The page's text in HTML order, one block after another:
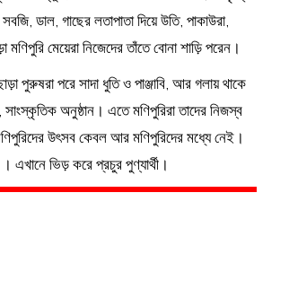
ডাল, গাছের লতাপাতা দিয়ে উতি, পাকাউরা,
মেয়েরা নিজেদের তাঁতে বোনা শাড়ি পরেন।
পুরুষরা পরে সাদা ধুতি ও পাঞ্জাবি, আর গলায় থাকে
অনুষ্ঠান। এতে মণিপুরিরা তাদের নিজস্ব
উৎসব কেবল আর মণিপুরিদের মধ্যে নেই।
এখানে ভিড় করে প্রচুর পুণ্যার্থী।